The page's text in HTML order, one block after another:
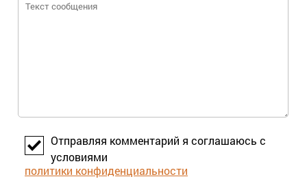
Отправляя комментарий я соглашаюсь с
условиями
политики конфиденциальности